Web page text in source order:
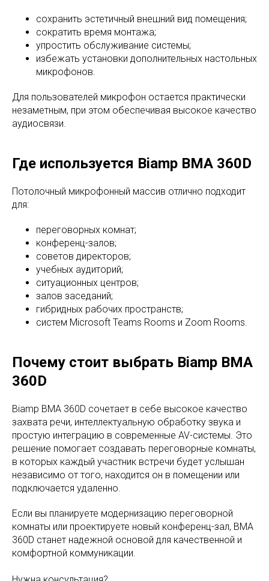
сохранить эстетичный внешний вид помещения;
сократить время монтажа;
упростить обслуживание системы;
избежать установки дополнительных настольных
микрофонов.
Для пользователей микрофон остается практически
незаметным, при этом обеспечивая высокое качество
аудиосвязи.
Где используется Biamp BMA 360D
Потолочный микрофонный массив отлично подходит
для:
переговорных комнат;
конференц-залов;
советов директоров;
учебных аудиторий;
ситуационных центров;
залов заседаний;
гибридных рабочих пространств;
систем Microsoft Teams Rooms и Zoom Rooms.
Почему стоит выбрать Biamp BMA
360D
Biamp BMA 360D сочетает в себе высокое качество
захвата речи, интеллектуальную обработку звука и
простую интеграцию в современные AV-системы. Это
решение помогает создавать переговорные комнаты,
в которых каждый участник встречи будет услышан
независимо от того, находится он в помещении или
подключается удаленно.
Если вы планируете модернизацию переговорной
комнаты или проектируете новый конференц-зал, BMA
360D станет надежной основой для качественной и
комфортной коммуникации.